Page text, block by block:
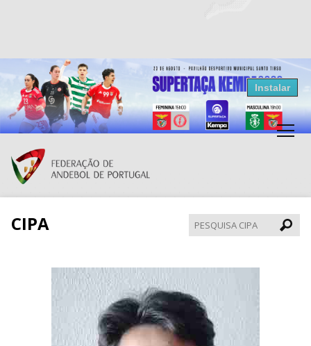
Resultados Andebol
Federação de Andebol de Portugal
Grátis - Disponivel na Play Store
Instalar
CIPA
CIPA